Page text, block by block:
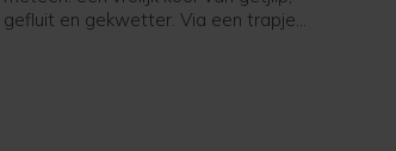
gefluit en gekwetter. Via een trapje